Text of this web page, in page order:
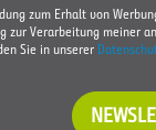
zum Erhalt von
zur Verarbeitung meiner
Sie in unserer